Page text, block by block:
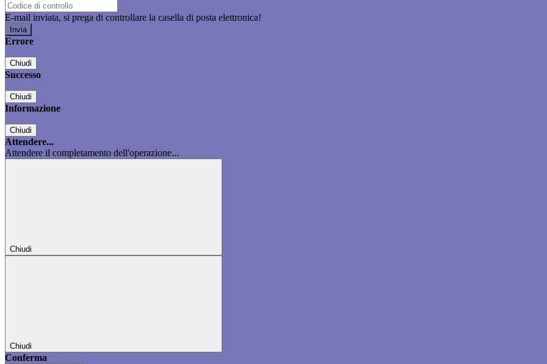
E-mail inviata, si prega di controllare la casella di posta elettronica!
Errore
Chiudi
Successo
Chiudi
Informazione
Chiudi
Attendere...
Attendere il completamento dell'operazione...
Chiudi
Chiudi
Conferma